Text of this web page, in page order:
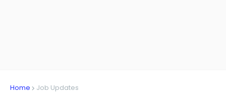
Home Job Updates